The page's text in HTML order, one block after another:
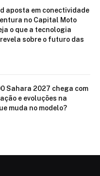
aposta em conectividade
no Capital Moto
o que a tecnologia
sobre o futuro das
Sahara 2027 chega com
e evoluções na
muda no modelo?